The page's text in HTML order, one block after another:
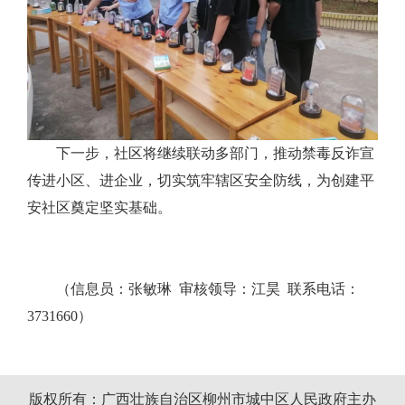
下一步，社区将继续联动多部门，推动禁毒反诈宣
传进小区、进企业，切实筑牢辖区安全防线，为创建平
安社区奠定坚实基础。
（信息员：张敏琳 审核领导：江昊 联系电话：
3731660）
版权所有：广西壮族自治区柳州市城中区人民政府主办